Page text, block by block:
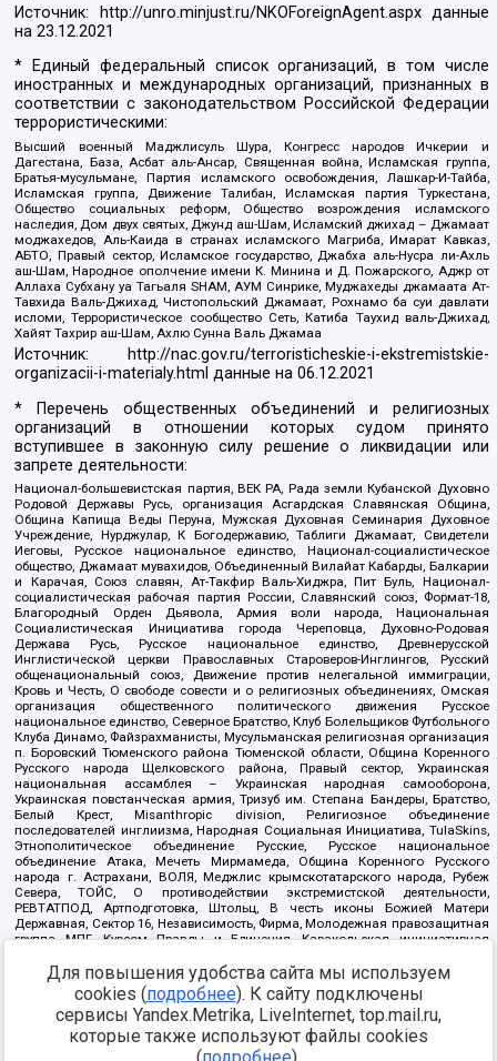
Источник: http://unro.minjust.ru/NKOForeignAgent.aspxданные
на23.12.2021
* Единый федеральный список организаций, в том числе
иностранных и международных организаций, признанных в
соответствии с законодательством Российской Федерации
террористическими:
Высший военный Маджлисуль Шура, Конгресс народов Ичкерии и
Дагестана, База, Асбат аль-Ансар, Священная война, Исламская группа,
Братья-мусульмане, Партия исламского освобождения, Лашкар-И-Тайба,
Исламская группа, Движение Талибан, Исламская партия Туркестана,
Общество социальных реформ, Общество возрождения исламского
наследия, Дом двух святых, Джунд аш-Шам, Исламский джихад – Джамаат
моджахедов, Аль-Каида в странах исламского Магриба, Имарат Кавказ,
АБТО, Правый сектор, Исламское государство, Джабха аль-Нусра ли-Ахль
аш-Шам, Народное ополчение имени К. Минина и Д. Пожарского, Аджр от
Аллаха Субхану уа Тагьаля SHAM, АУМ Синрике, Муджахеды джамаата Ат-
Тавхида Валь-Джихад, Чистопольский Джамаат, Рохнамо ба суи давлати
исломи, Террористическое сообщество Сеть, Катиба Таухид валь-Джихад,
Хайят Тахрир аш-Шам, Ахлю Сунна Валь Джамаа
Источник:
http://nac.gov.ru/terroristicheskie-i-ekstremistskie-
organizacii-i-materialy.html данные на06.12.2021
* Перечень общественных объединений и религиозных
организаций в отношении которых судом принято
вступившее в законную силу решение о ликвидации или
запрете деятельности:
Национал-большевистская партия, ВЕК РА, Рада земли Кубанской Духовно
Родовой Державы Русь, организация Асгардская Славянская Община,
Община Капища Веды Перуна, Мужская Духовная Семинария Духовное
Учреждение, Нурджулар, К Богодержавию, Таблиги Джамаат, Свидетели
Иеговы, Русское национальное единство, Национал-социалистическое
общество, Джамаат мувахидов, Объединенный Вилайат Кабарды, Балкарии
и Карачая, Союз славян, Ат-Такфир Валь-Хиджра, Пит Буль, Национал-
социалистическая рабочая партия России, Славянский союз, Формат-18,
Благородный Орден Дьявола, Армия воли народа, Национальная
Социалистическая Инициатива города Череповца, Духовно-Родовая
Держава Русь, Русское национальное единство, Древнерусской
Инглистической церкви Православных Староверов-Инглингов, Русский
общенациональный союз, Движение против нелегальной иммиграции,
Кровь и Честь, О свободе совести и о религиозных объединениях, Омская
организация общественного политического движения Русское
национальное единство, Северное Братство, Клуб Болельщиков Футбольного
Клуба Динамо, Файзрахманисты, Мусульманская религиозная организация
п. Боровский Тюменского района Тюменской области, Община Коренного
Русского народа Щелковского района, Правый сектор, Украинская
национальная ассамблея – Украинская народная самооборона,
Украинская повстанческая армия, Тризуб им. Степана Бандеры, Братство,
Белый Крест, Misanthropic division, Религиозное объединение
последователей инглиизма, Народная Социальная Инициатива, TulaSkins,
Этнополитическое объединение Русские, Русское национальное
объединение Атака, Мечеть Мирмамеда, Община Коренного Русского
народа г. Астрахани, ВОЛЯ, Меджлис крымскотатарского народа, Рубеж
Севера, ТОЙС, О противодействии экстремистской деятельности,
РЕВТАТПОД, Артподготовка, Штольц, В честь иконы Божией Матери
Державная, Сектор 16, Независимость, Фирма, Молодежная правозащитная
группа МПГ, Курсом Правды и Единения, Каракольская инициативная
Благотворительный пансионат Ак Умут, Русская республика Русь,
Арестантское уголовное единство, Башкорт, Нация и свобода, W.H.С., Фалунь
Дафа, Иртыш Ultras, Русский Патриотический клуб-Новокузнецк/РПК,
Сибирский державный союз, Фонд борьбы с коррупцией, Фонд защиты прав
граждан, Штабы Навального, Совет граждан СССР Прикубанского округа г.
Для повышения удобства сайта мы используем
cookies (подробнее). К сайту подключены
сервисы Yandex.Metrika, LiveInternet, top.mail.ru,
которые также используют файлы cookies